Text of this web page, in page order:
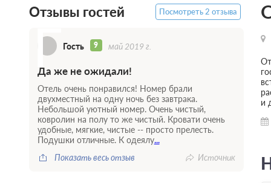
Отзывы гостей Посмотреть 2 отзыва
Г Гость 9 май 2019 г.
Да же не ожидали!
Отель очень понравился! Номер брали
двухместный на одну ночь без завтрака.
Небольшой уютный номер. Очень чистый,
ковролин на полу то же чистый. Кровати очень
удобные, мягкие, чистые -- просто прелесть.
Подушки отличные. К одеялу...
Показать весь отзыв
Источник
и